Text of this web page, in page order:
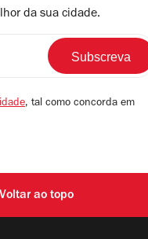
da sua cidade.
, tal como concorda em
Voltar ao topo